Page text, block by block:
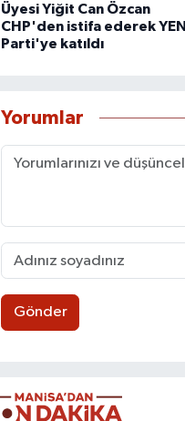
Üyesi Yiğit Can Özcan
CHP'den istifa ederek YENİ
Parti'ye katıldı
Yorumlar
Gönder